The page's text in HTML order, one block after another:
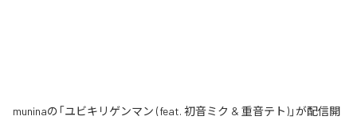
muninaの「ユビキリゲンマン (feat. 初音ミク & 重音テト)」が配信開